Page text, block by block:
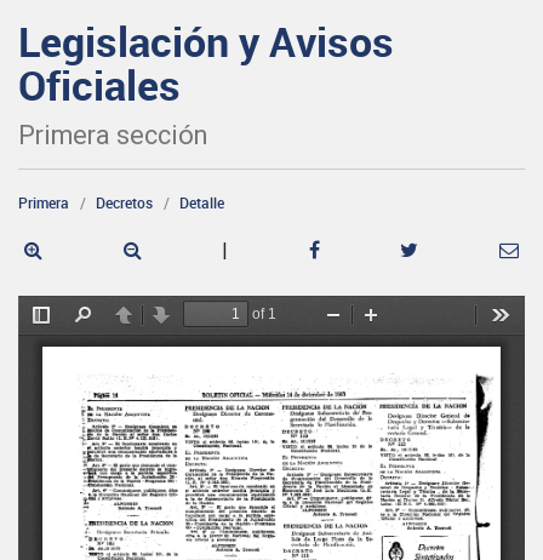
Legislación y Avisos
Oficiales
Primera sección
Primera Decretos Detalle
|